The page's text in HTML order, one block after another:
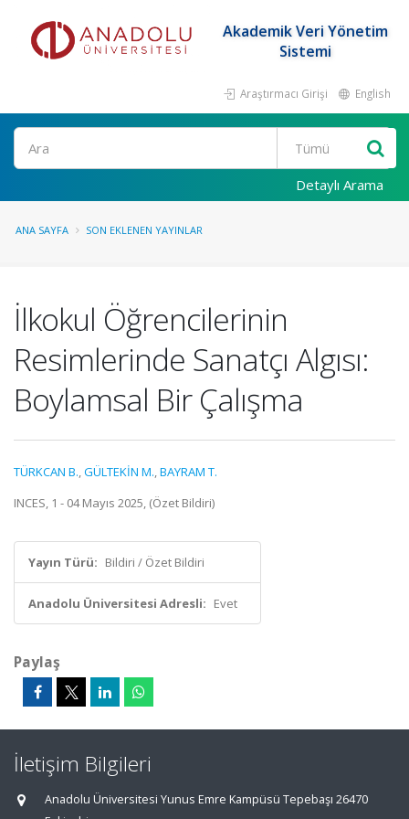
Akademik Veri Yönetim
Sistemi
Araştırmacı Girişi English
Ara
Detaylı Arama
ANA SAYFA SON EKLENEN YAYINLAR
İlkokul Öğrencilerinin
Resimlerinde Sanatçı Algısı:
Boylamsal Bir Çalışma
TÜRKCAN B.,GÜLTEKİN M.,BAYRAM T.
INCES, 1 - 04 Mayıs 2025, (Özet Bildiri)
Yayın Türü: Bildiri / Özet Bildiri
Anadolu Üniversitesi Adresli: Evet
Paylaş
İletişim Bilgileri
Anadolu Üniversitesi Yunus Emre Kampüsü Tepebaşı 26470